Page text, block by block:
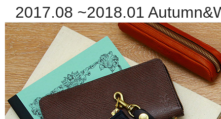
2017.08 ~2018.01